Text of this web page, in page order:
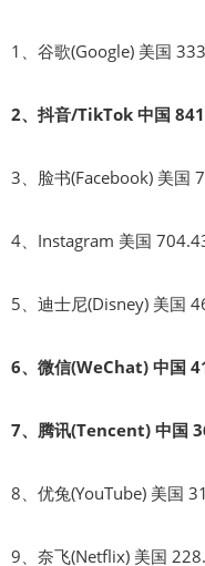
1、谷歌(Google) 美国
2、抖音/TikTok 中国
3、脸书(Facebook) 美
4、Instagram 美国
5、迪士尼(Disney) 美国
6、微信(WeChat) 中国
7、腾讯(Tencent) 中国
8、优兔(YouTube) 美国
9、奈飞(Netflix) 美国